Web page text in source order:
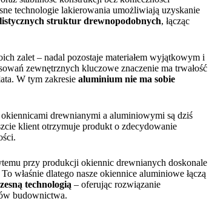
technologie lakierowania umożliwiają uzyskanie
struktur drewnopodobnych, łącząc
zalet – nadal pozostaje materiałem wyjątkowym i
zewnętrznych kluczowe znaczenie ma trwałość
W tym zakresiealuminium nie ma sobie
drewnianymi a aluminiowymi są dziś
klient otrzymuje produkt o zdecydowanie
przy produkcji okiennic drewnianych doskonale
właśnie dlatego nasze okiennice aluminiowe łączą
technologią – oferując rozwiązanie
budownictwa.